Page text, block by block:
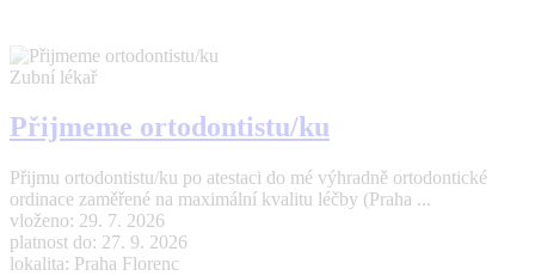
Zubní lékař
Přijmeme ortodontistu/ku
Přijmu ortodontistu/ku po atestaci do mé výhradně ortodontické
ordinace zaměřené na maximální kvalitu léčby (Praha ...
vloženo: 29. 7. 2026
platnost do: 27. 9. 2026
lokalita: Praha Florenc